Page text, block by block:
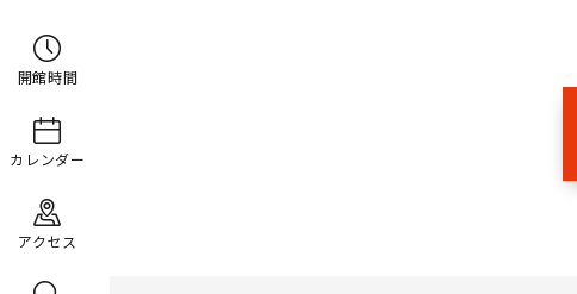
開館時間
カレンダー
アクセス